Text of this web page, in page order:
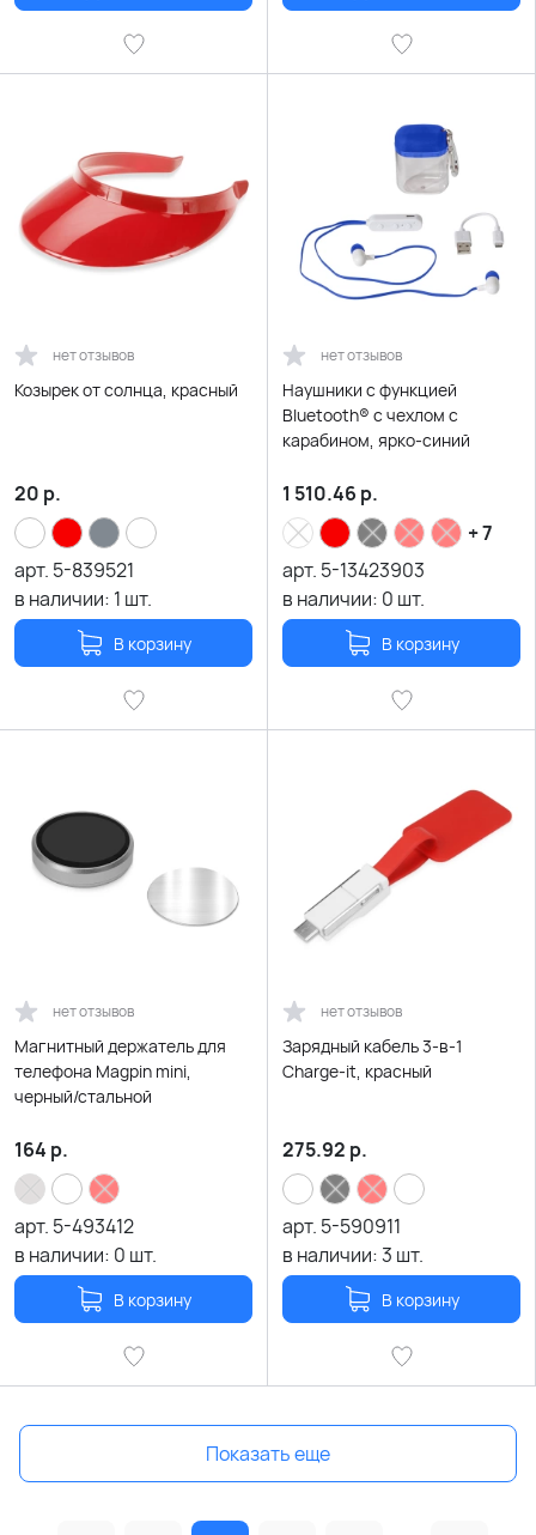
нет отзывов
Козырек от солнца, красный
20 р.
арт. 5-839521
в наличии: 1 шт.
В корзину
нет отзывов
Наушники с функцией
Bluetooth® с чехлом с
карабином, ярко-синий
1 510.46 р.
+ 7
арт. 5-13423903
в наличии: 0 шт.
В корзину
нет отзывов
Магнитный держатель для
телефона Magpin mini,
черный/стальной
164 р.
арт. 5-493412
в наличии: 0 шт.
В корзину
нет отзывов
Зарядный кабель 3-в-1
Charge-it, красный
275.92 р.
арт. 5-590911
в наличии:3 шт.
В корзину
Показать еще